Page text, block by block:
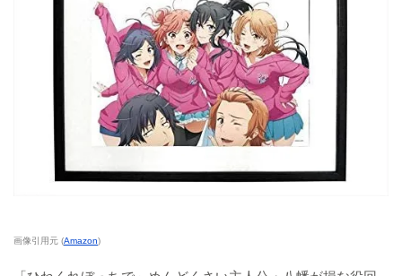
画像引用元 (Amazon)